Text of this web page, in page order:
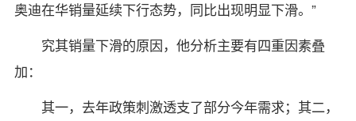
奥迪在华销量延续下行态势，同比出现明显下滑。”
究其销量下滑的原因，他分析主要有四重因素叠
加：
其一，去年政策刺激透支了部分今年需求；其二，